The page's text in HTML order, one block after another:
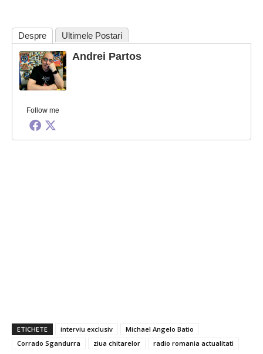
Despre Ultimele Postari
Follow me
Andrei Partos
ETICHETE interviu exclusiv
Michael Angelo Batio
Corrado Sgandurra
ziua chitarelor radio romania actualitati